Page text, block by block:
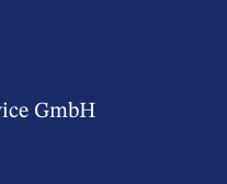
GmbH